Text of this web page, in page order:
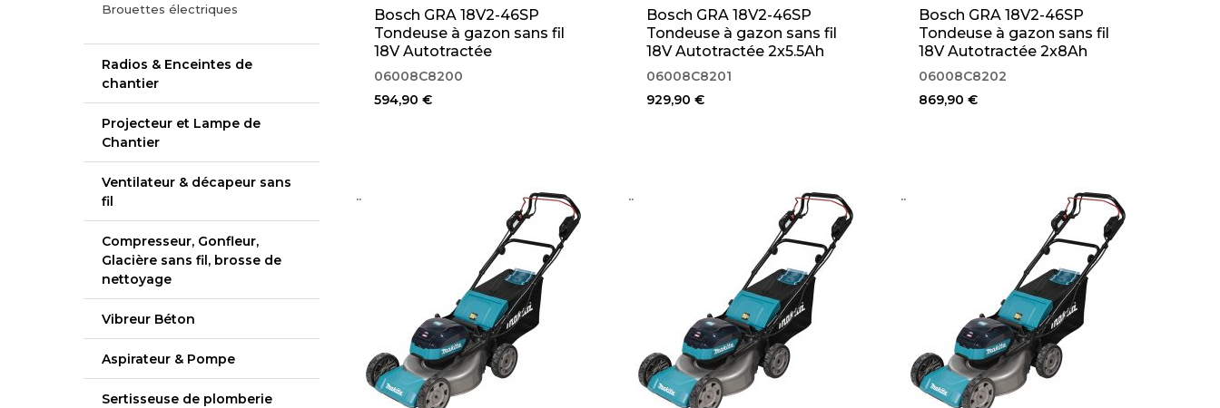
Brouettes électriques
Radios & Enceintes de
chantier
Projecteur et Lampe de
Chantier
Ventilateur & décapeur sans
fil
Compresseur, Gonfleur,
Glacière sans fil, brosse de
nettoyage
Vibreur Béton
Aspirateur & Pompe
Sertisseuse de plomberie
Bosch GRA 18V2-46SP
Tondeuse à gazon sans fil
18V Autotractée
(06008C8200)
06008C8200
594,90 €
Bosch GRA 18V2-46SP
Tondeuse à gazon sans fil
18V Autotractée 2x5.5Ah
(06008C8201)
06008C8201
929,90 €
Bosch GRA 18V2-46SP
Tondeuse à gazon sans fil
18V Autotractée 2x8Ah
(06008C8202)
06008C8202
869,90 €
.. .. ..